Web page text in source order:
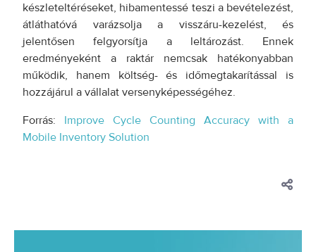
készleteltéréseket, hibamentessé teszi a bevételezést,
átláthatóvá varázsolja a visszáru-kezelést, és
jelentősen felgyorsítja a leltározást. Ennek
eredményeként a raktár nemcsak hatékonyabban
működik, hanem költség- és időmegtakarítással is
hozzájárul a vállalat versenyképességéhez.
Forrás: Improve Cycle Counting Accuracy with a
Mobile Inventory Solution